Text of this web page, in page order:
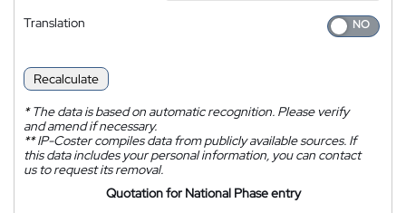
Translation
Recalculate
*The data is based on automatic recognition. Please verify
and amend if necessary.
**IP-Coster compiles data from publicly available sources. If
this data includes your personal information, you can contact
us to request its removal.
Quotation for National Phase entry